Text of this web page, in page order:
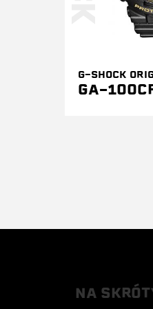
G-SHOCK
GA-
NA